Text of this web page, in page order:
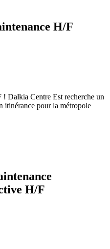
H/F
Dalkia Centre Est recherche un
itinérance pour la métropole
H/F